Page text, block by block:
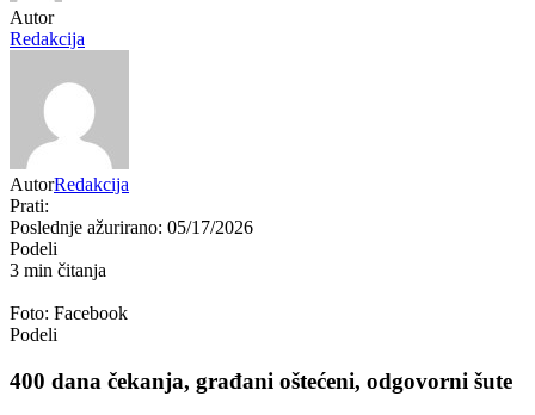
Autor
Redakcija
AutorRedakcija
Prati:
Poslednje ažurirano: 05/17/2026
Podeli
3 min čitanja
Foto: Facebook
Podeli
400 dana čekanja, građani oštećeni, odgovorni šute